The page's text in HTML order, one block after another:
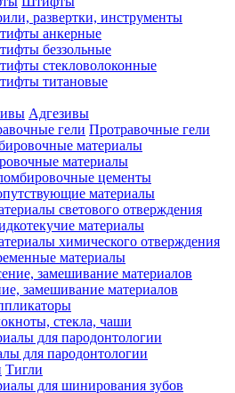
развертки, инструменты
анкерные
беззольные
стекловолоконные
титановые
Адгезивы
Протравочные гели
материалы
цементы
материалы
светового отверждения
материалы
химического отверждения
материалы
замешивание материалов
стекла, чаши
для пародонтологии
Тигли